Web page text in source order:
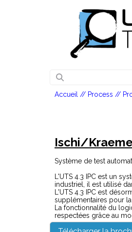
Accueil // Process //
Ischi/
Système de test
L'UTS 4.3 IPC est un
industriel, il est utilisé
L'UTS 4.3 IPC est
supplémentaires pour
La fonctionnalité du
respectées grâce au